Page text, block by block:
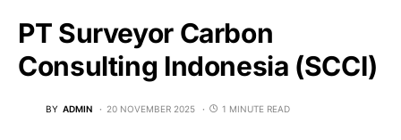
PT Surveyor Carbon
Consulting Indonesia (SCCI)
BY ADMIN 20 NOVEMBER 2025 1 MINUTE READ